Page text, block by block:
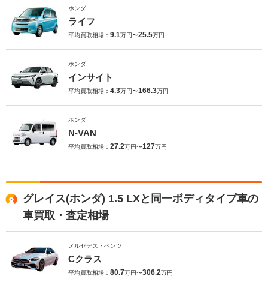
ホンダ
ライフ
平均買取相場： 9.1万円〜25.5万円
ホンダ
インサイト
平均買取相場： 4.3万円〜166.3万円
ホンダ
N-VAN
平均買取相場： 27.2万円〜127万円
グレイス(ホンダ) 1.5 LXと同一ボディタイプ車の
車買取・査定相場
メルセデス・ベンツ
Cクラス
平均買取相場： 80.7万円〜306.2万円